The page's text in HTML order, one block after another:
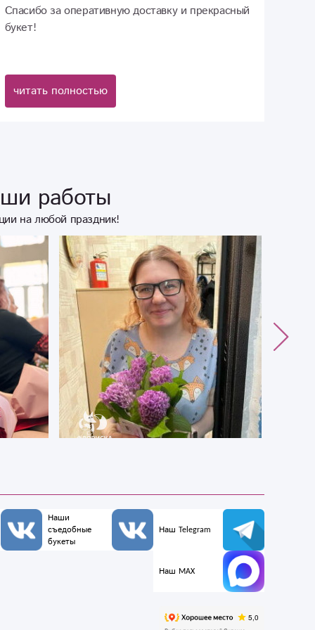
Спасибо за оперативную доставку и прекрасный
букет!
читать полностью
работы
на любой праздник!
Наши
съедобные
букеты
Наш Telegram
Наш MAX